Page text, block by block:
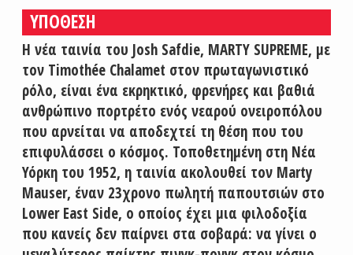
ΥΠΟΘΕΣΗ
Η νέα ταινία του Josh Safdie, MARTY SUPREME, με
τον Timothée Chalamet στον πρωταγωνιστικό
ρόλο, είναι ένα εκρηκτικό, φρενήρες και βαθιά
ανθρώπινο πορτρέτο ενός νεαρού ονειροπόλου
που αρνείται να αποδεχτεί τη θέση που του
επιφυλάσσει ο κόσμος. Τοποθετημένη στη Νέα
Υόρκη του 1952, η ταινία ακολουθεί τον Marty
Mauser, έναν 23χρονο πωλητή παπουτσιών στο
Lower East Side, ο οποίος έχει μια φιλοδοξία
που κανείς δεν παίρνει στα σοβαρά: να γίνει ο